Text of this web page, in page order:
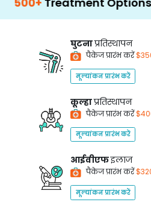
घुटनाप्रतिस्थापन
पैकेज प्रारंभ करें
मूल्यांकन प्रारंभ करें
कूल्हाप्रतिस्थापन
पैकेज प्रारंभ करें
मूल्यांकन प्रारंभ करें
आईवीएफइलाज
पैकेज प्रारंभ करें
मूल्यांकन प्रारंभ करें